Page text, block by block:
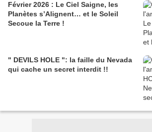
Février 2026 : Le Ciel Saigne, les
Planètes s’Alignent… et le Soleil
Secoue la Terre !
" DEVILS HOLE ": la faille du Nevada
qui cache un secret interdit !!